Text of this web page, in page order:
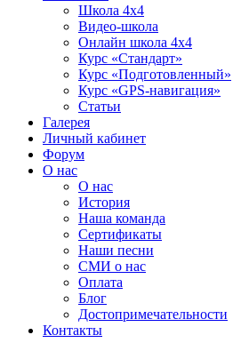
Школа 4х4
Видео-школа
Онлайн школа 4х4
Курс «Стандарт»
Курс «Подготовленный»
Курс «GPS-навигация»
Статьи
Галерея
Личный кабинет
Форум
О нас
О нас
История
Наша команда
Сертификаты
Наши песни
СМИ о нас
Оплата
Блог
Достопримечательности
Контакты